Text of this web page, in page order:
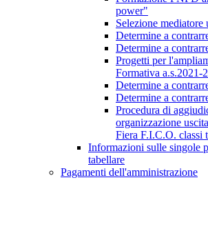
power"
Selezione mediatore
Determine a
Determine a
Progetti per
Formativa a.s.2021-
Determine a
Determine a
Procedura di
organizzazione
Fiera F.I.C.O. classi
Informazioni sulle singole
tabellare
Pagamenti dell'amministrazione